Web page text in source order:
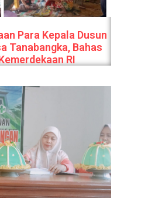
Para Kepala Dusun
Tanabangka, Bahas
RI